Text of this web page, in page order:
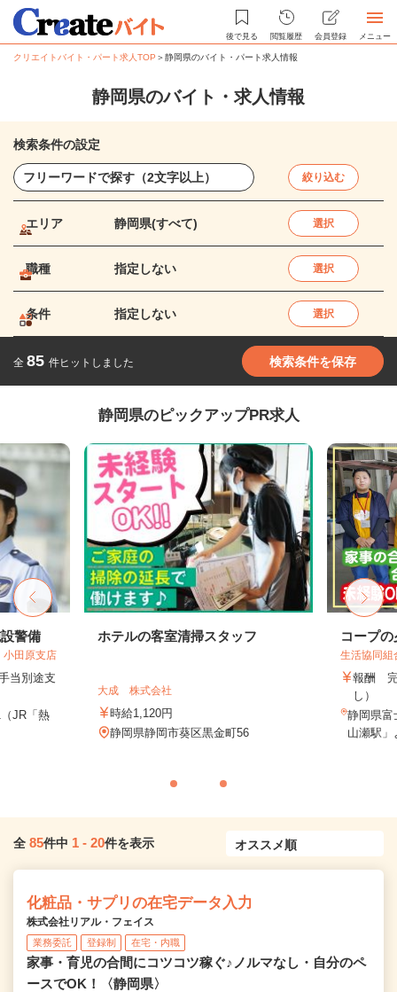
後で見る 閲覧履歴 会員登録 メニュー
クリエイトバイト・パート求人TOP ＞静岡県のバイト・パート求人情報
静岡県のバイト・求人情報
検索条件の設定
絞り込む
エリア 静岡県(すべて) 選択
職種 指定しない 選択
条件 指定しない 選択
全 85 件ヒットしました 検索条件を保存
静岡県のピックアップPR求人
警備
田原支店
当別途支
JR「熱
ホテルの客室清掃スタッフ
大成 株式会社
時給1,120円
静岡県静岡市葵区黒金町56
コープ
生活協同
報酬 完
し）
静岡県富
山瀬駅
全 85件中 1 - 20件を表示
化粧品・サプリの在宅データ入力
株式会社リアル・フェイス
業務委託 登録制 在宅・内職
家事・育児の合間にコツコツ稼ぐ♪ノルマなし・自分のペ
ースでOK！〈静岡県〉